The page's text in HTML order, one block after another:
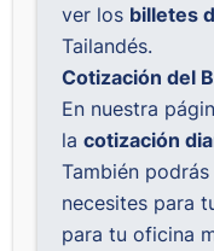
ver los billetes
Tailandés.
Cotización del
En nuestra
lacotización
También
necesites para
para tu oficina